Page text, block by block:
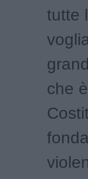
tutte
che